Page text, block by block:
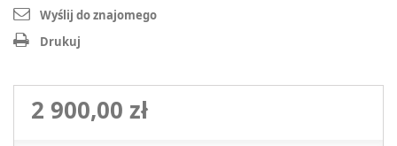
Wyślij do znajomego
Drukuj
2 900,00 zł